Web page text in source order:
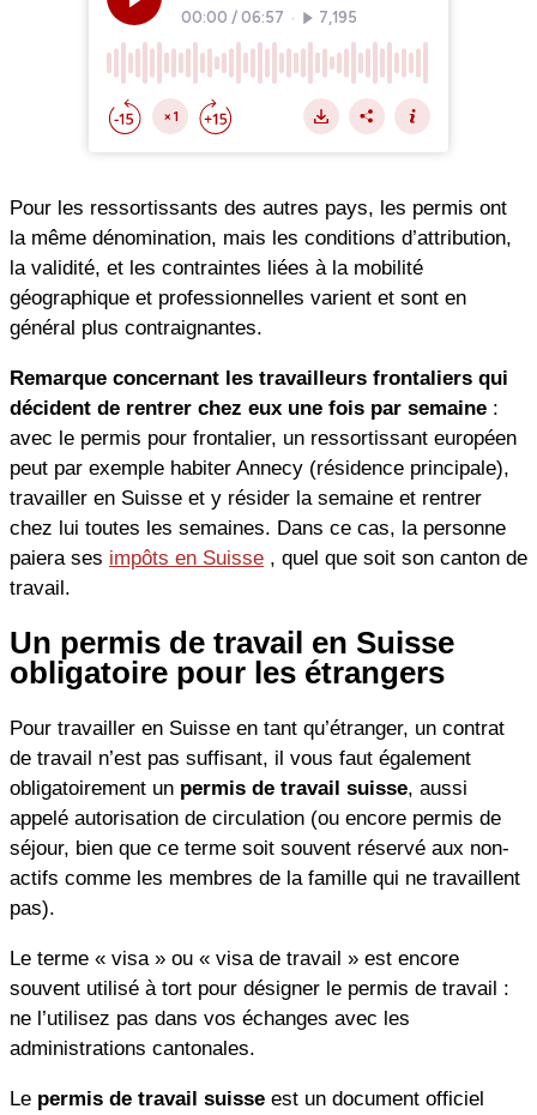
Pour les ressortissants des autres pays, les permis ont
la même dénomination, mais les conditions d’attribution,
la validité, et les contraintes liées à la mobilité
géographique et professionnelles varient et sont en
général plus contraignantes.
Remarque concernant les travailleurs frontaliers qui
décident de rentrer chez eux une fois par semaine :
avec le permis pour frontalier, un ressortissant européen
peut par exemple habiter Annecy (résidence principale),
travailler en Suisse et y résider la semaine et rentrer
chez lui toutes les semaines. Dans ce cas, la personne
paiera ses impôts en Suisse , quel que soit son canton de
travail.
Un permis de travail en Suisse
obligatoire pour les étrangers
Pour travailler en Suisse en tant qu’étranger, un contrat
de travail n’est pas suffisant, il vous faut également
obligatoirement un permis de travail suisse, aussi
appelé autorisation de circulation (ou encore permis de
séjour, bien que ce terme soit souvent réservé aux non-
actifs comme les membres de la famille qui ne travaillent
pas).
Le terme « visa » ou « visa de travail » est encore
souvent utilisé à tort pour désigner le permis de travail :
ne l’utilisez pas dans vos échanges avec les
administrations cantonales.
Le permis de travail suisse est un document officiel